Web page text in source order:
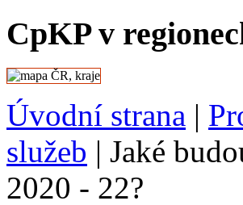
CpKP v
Úvodní strana |
služeb | Jaké
2020 - 22?